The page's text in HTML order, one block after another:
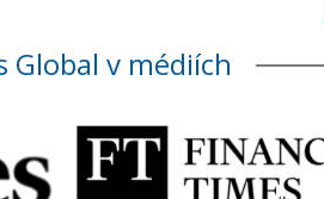
Global v médiích